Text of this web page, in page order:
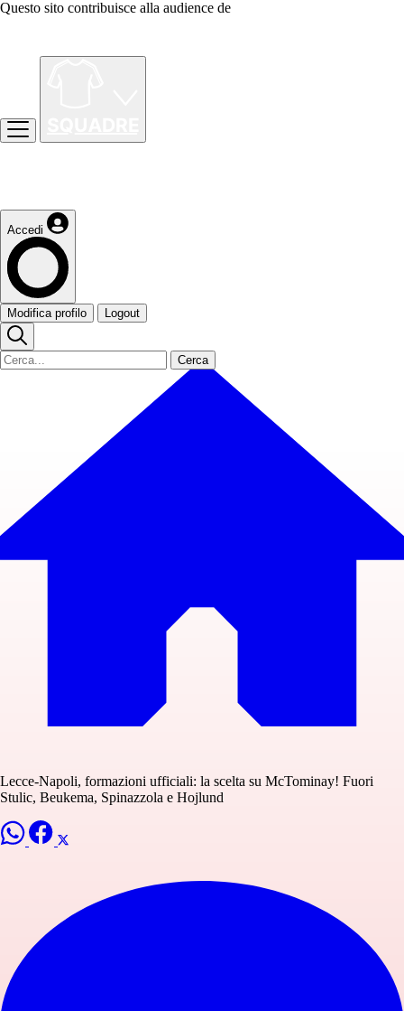
Questo sito contribuisce alla audience de
Accedi
Modifica profilo Logout
Cerca
Lecce-Napoli, formazioni ufficiali: la scelta su McTominay! Fuori
Stulic, Beukema, Spinazzola e Hojlund